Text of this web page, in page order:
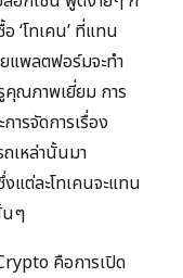
‘โทเคน’ ที่แทน
แพลตฟอร์มจะทำ
คุณภาพเยี่ยม การ
ารจัดการเรื่อง
เหล่านั้นมา
แต่ละโทเคนจะแทน
นๆ
คือการเปิด